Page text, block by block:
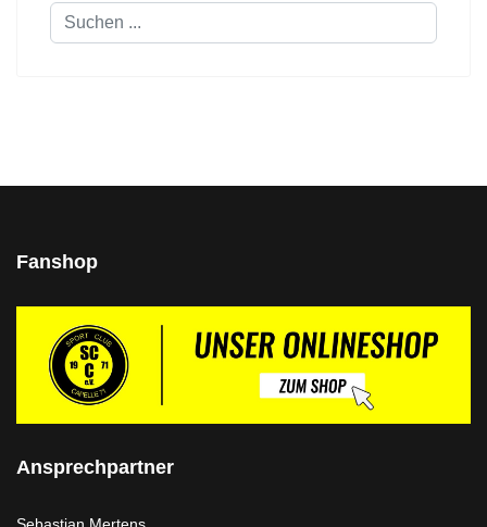
Suchen
Fanshop
Ansprechpartner
Sebastian Mertens